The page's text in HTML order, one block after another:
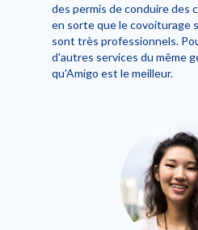
des permis de conduire des
en sorte que le covoiturage
sont très professionnels.
d'autres services du même
qu'Amigo est le meilleur.